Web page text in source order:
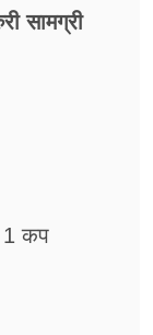
सामग्री
1 कप